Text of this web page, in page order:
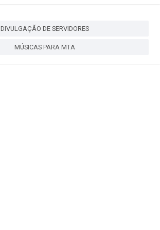
DIVULGAÇÃO DE SERVIDORES
MÚSICAS PARA MTA